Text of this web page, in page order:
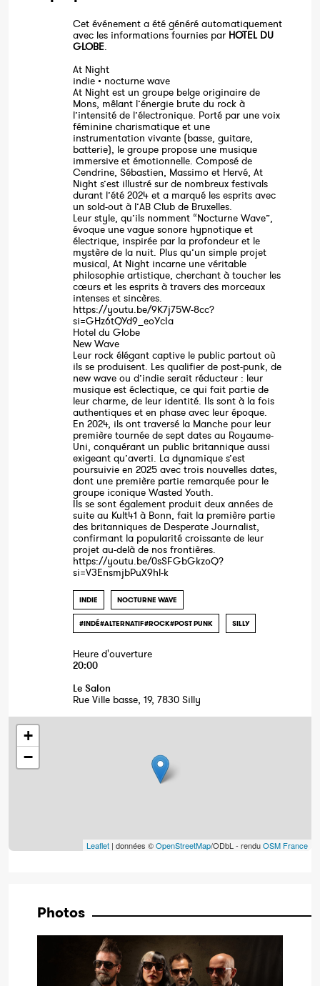
Cet événement a été généré automatiquement
avec les informations fournies par HOTEL DU
GLOBE.
At Night
indie • nocturne wave
At Night est un groupe belge originaire de
Mons, mêlant l’énergie brute du rock à
l’intensité de l’électronique. Porté par une voix
féminine charismatique et une
instrumentation vivante (basse, guitare,
batterie), le groupe propose une musique
immersive et émotionnelle. Composé de
Cendrine, Sébastien, Massimo et Hervé, At
Night s’est illustré sur de nombreux festivals
durant l’été 2024 et a marqué les esprits avec
un sold-out à l’AB Club de Bruxelles.
Leur style, qu’ils nomment “Nocturne Wave”,
évoque une vague sonore hypnotique et
électrique, inspirée par la profondeur et le
mystère de la nuit. Plus qu’un simple projet
musical, At Night incarne une véritable
philosophie artistique, cherchant à toucher les
cœurs et les esprits à travers des morceaux
intenses et sincères.
https://youtu.be/9K7j75W-8cc?
si=GHz6tQYd9_eoYcIa
Hotel du Globe
New Wave
Leur rock élégant captive le public partout où
ils se produisent. Les qualifier de post-punk, de
new wave ou d’indie serait réducteur : leur
musique est éclectique, ce qui fait partie de
leur charme, de leur identité. Ils sont à la fois
authentiques et en phase avec leur époque.
En 2024, ils ont traversé la Manche pour leur
première tournée de sept dates au Royaume-
Uni, conquérant un public britannique aussi
exigeant qu’averti. La dynamique s’est
poursuivie en 2025 avec trois nouvelles dates,
dont une première partie remarquée pour le
groupe iconique Wasted Youth.
Ils se sont également produit deux années de
suite au Kult41 à Bonn, fait la première partie
des britanniques de Desperate Journalist,
confirmant la popularité croissante de leur
projet au-delà de nos frontières.
https://youtu.be/0sSFGbGkzoQ?
si=V3EnsmjbPuX9hl-k
INDIE NOCTURNE WAVE
#INDÉ#ALTERNATIF#ROCK#POST PUNK SILLY
Heure d'ouverture
20:00
Le Salon
Rue Ville basse, 19, 7830 Silly
+
−
Leaflet | données ©OpenStreetMap/ODbL - renduOSM France
Photos